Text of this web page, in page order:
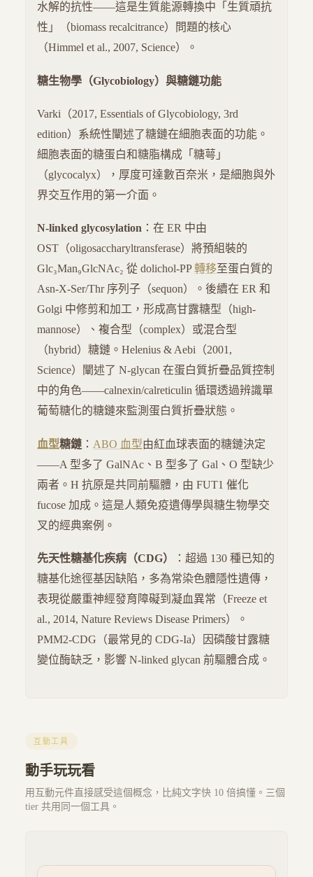
水解的抗性——這是生質能源轉換中「生質頑抗
性」（biomass recalcitrance）問題的核心
（Himmel et al., 2007, Science）。
糖生物學（Glycobiology）與糖鏈功能
Varki（2017, Essentials of Glycobiology, 3rd
edition）系統性闡述了糖鏈在細胞表面的功能。
細胞表面的糖蛋白和糖脂構成「糖萼」
（glycocalyx），厚度可達數百奈米，是細胞與外
界交互作用的第一介面。
N-linked glycosylation ：在 ER 中由
OST（oligosaccharyltransferase）將預組裝的
Glc₃Man₉GlcNAc₂ 從 dolichol-PP轉移至蛋白質的
Asn-X-Ser/Thr 序列子（sequon）。後續在 ER 和
Golgi 中修剪和加工，形成高甘露糖型（high-
mannose）、複合型（complex）或混合型
（hybrid）糖鏈。Helenius & Aebi（2001,
Science）闡述了 N-glycan 在蛋白質折疊品質控制
中的角色——calnexin/calreticulin 循環透過辨識單
葡萄糖化的糖鏈來監測蛋白質折疊狀態。
血型糖鏈 ： ABO 血型由紅血球表面的糖鏈決定
——A 型多了 GalNAc、B 型多了 Gal、O 型缺少
兩者。H 抗原是共同前驅體，由 FUT1 催化
fucose 加成。這是人類免疫遺傳學與糖生物學交
叉的經典案例。
先天性糖基化疾病（CDG）
：超過 130 種已知的
糖基化途徑基因缺陷，多為常染色體隱性遺傳，
表現從嚴重神經發育障礙到凝血異常（Freeze et
al., 2014, Nature Reviews Disease Primers）。
PMM2-CDG（最常見的 CDG-Ia）因磷酸甘露糖
變位酶缺乏，影響 N-linked glycan 前驅體合成。
互動工具
動手玩玩看
用互動元件直接感受這個概念，比純文字快 10 倍搞懂。三個
tier 共用同一個工具。